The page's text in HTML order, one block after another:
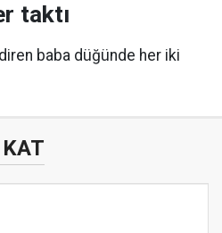
taktı
baba düğünde her iki